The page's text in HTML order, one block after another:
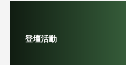
登壇活動